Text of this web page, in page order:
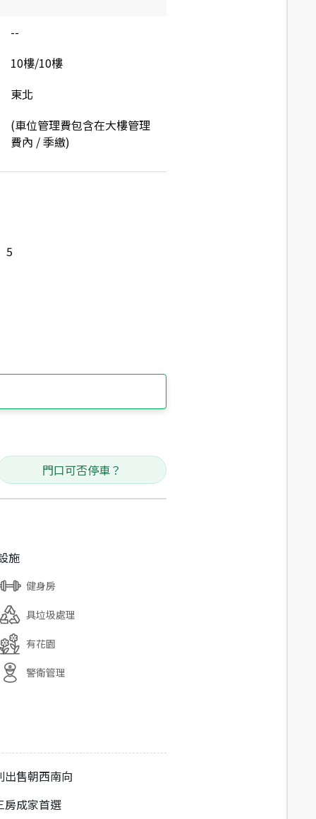
--
10樓/10樓
東北
(車位管理費包含在大樓管理
費內 / 季繳)
5
門口可否停車？
施
健身房
具垃圾處理
有花園
警衛管理
出售朝西南向
房成家首選